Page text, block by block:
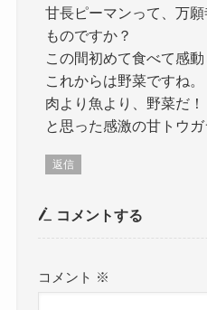
甘長ピーマンって、万
ものですか？
この間初めて食べて感動
これからは野菜ですね。
肉より魚より、野菜だ！
と思った感激の甘トウガ
返信
コメントする
コメント ※